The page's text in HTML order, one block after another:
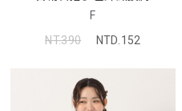
F
NT.390
NTD.152